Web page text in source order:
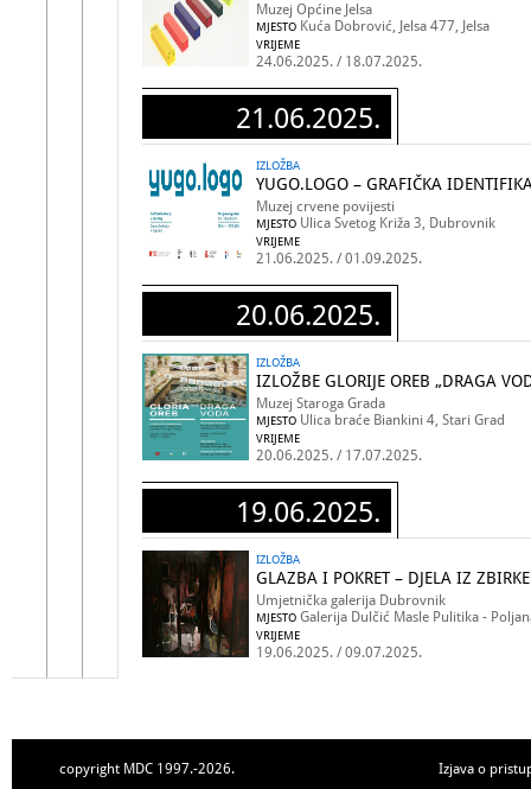
Muzej Općine Jelsa
MJESTO Kuća Dobrović, Jelsa 477, Jelsa
VRIJEME
24.06.2025. / 18.07.2025.
21.06.2025.
IZLOŽBA
YUGO.LOGO – GRAFIČKA
Muzej crvene povijesti
MJESTO Ulica Svetog Križa 3, Dubrovnik
VRIJEME
21.06.2025. / 01.09.2025.
20.06.2025.
IZLOŽBA
IZLOŽBE GLORIJE OREB „DRAGA
Muzej Staroga Grada
MJESTO Ulica braće Biankini 4, Stari Grad
VRIJEME
20.06.2025. / 17.07.2025.
19.06.2025.
IZLOŽBA
GLAZBA I POKRET – DJELA IZ
Umjetnička galerija Dubrovnik
MJESTO Galerija Dulčić Masle Pulitika -
VRIJEME
19.06.2025. / 09.07.2025.
copyright MDC 1997.-2026. Izjava o